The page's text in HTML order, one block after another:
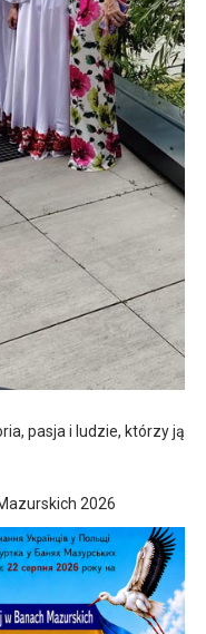
pasja i ludzie, którzy ją
2026